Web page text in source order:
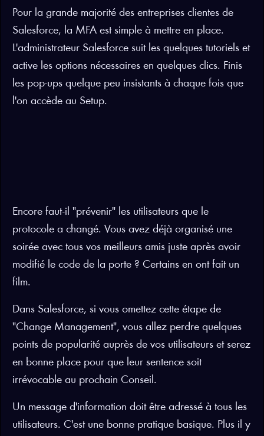
Pour la grande majorité des entreprises clientes de
Salesforce, la MFA est simple à mettre en place.
L'administrateur Salesforce suit les quelques tutoriels et
active les options nécessaires en quelques clics. Finis
les pop-ups quelque peu insistants à chaque fois que
l'on accède au Setup.
Encore faut-il "prévenir" les utilisateurs que le
protocole a changé. Vous avez déjà organisé une
soirée avec tous vos meilleurs amis juste après avoir
modifié le code de la porte ? Certains en ont fait un
film.
Dans Salesforce, si vous omettez cette étape de
"Change Management", vous allez perdre quelques
points de popularité auprès de vos utilisateurs et serez
en bonne place pour que leur sentence soit
irrévocable au prochain Conseil.
Un message d'information doit être adressé à tous les
utilisateurs. C'est une bonne pratique basique. Plus il y